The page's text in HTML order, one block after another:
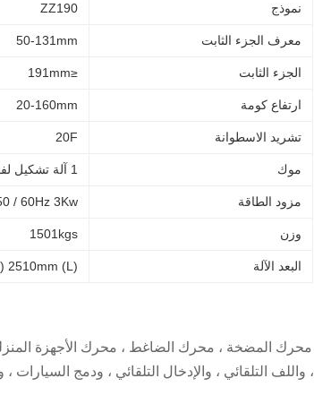
نموذج ZZ190
معرف الجزء الثابت 50-131mm
الجزء الثابت ≤191mm
ارتفاع كومة 20-160mm
تشريد الاسطوانة 20F
موك 1 آلة تشكيل لفائف
مزود الطاقة / 60Hz 3Kw
وزن 1501kgs
البعد الآلة (L) 1953 * (W) 1102 * (H) 2510mm
المضخة ، محرك الضاغط ، محرك الأجهزة
التلقائي ، والإدخال التلقائي ، ودمج السيارات ،